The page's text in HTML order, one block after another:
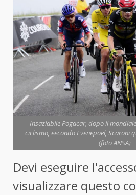
Insaziabile Pogacar, dopo il
ciclismo, eecondo Evenepoel,
(foto ANSA)
Devi eseguire
visualizzare questo